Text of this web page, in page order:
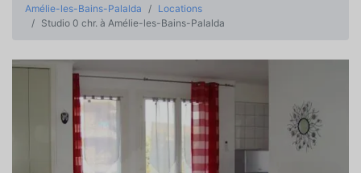
Amélie-les-Bains-Palalda
Locations
Studio 0 chr. à Amélie-les-Bains-Palalda